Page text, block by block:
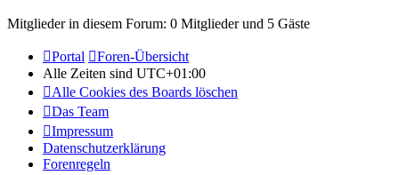
Mitglieder in diesem Forum: 0 Mitglieder und 5 Gäste
Portal
Foren-Übersicht
Alle Zeiten sind UTC+01:00
Alle Cookies des Boards löschen
Das Team
Impressum
Datenschutzerklärung
Forenregeln